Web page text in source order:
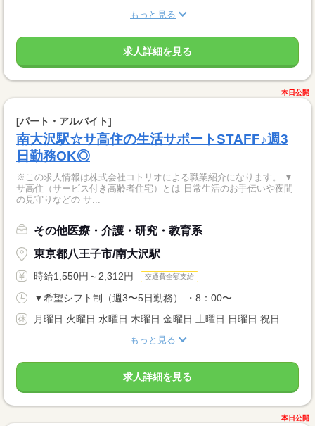
もっと見る
求人詳細を見る
本日公開
[パート・アルバイト]
南大沢駅☆サ高住の生活サポートSTAFF♪週3
日勤務OK◎
※この求人情報は株式会社コトリオによる職業紹介になります。 ▼
サ高住（サービス付き高齢者住宅）とは 日常生活のお手伝いや夜間
の見守りなどの サ...
その他医療・介護・研究・教育系
東京都八王子市/南大沢駅
時給1,550円～2,312円 交通費全額支給
▼希望シフト制（週3〜5日勤務） ・8：00〜...
月曜日 火曜日 水曜日 木曜日 金曜日 土曜日 日曜日 祝日
もっと見る
求人詳細を見る
本日公開